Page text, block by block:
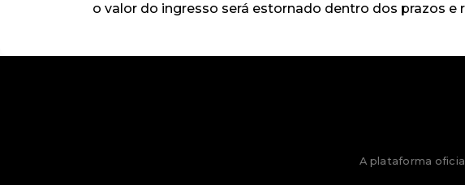
o valor do ingresso será estornado dentro dos prazos
A plataforma